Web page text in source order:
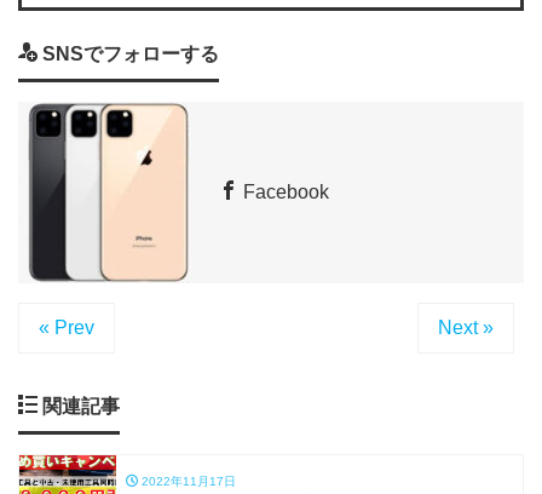
SNSでフォローする
Facebook
« Prev Next »
関連記事
2022年11月17日